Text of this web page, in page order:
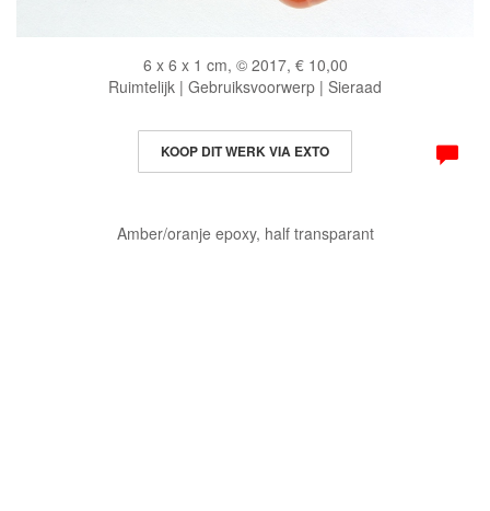
6 x 6 x 1 cm, © 2017, € 10,00
Ruimtelijk | Gebruiksvoorwerp | Sieraad
KOOP DIT WERK VIA EXTO
Amber/oranje epoxy, half transparant